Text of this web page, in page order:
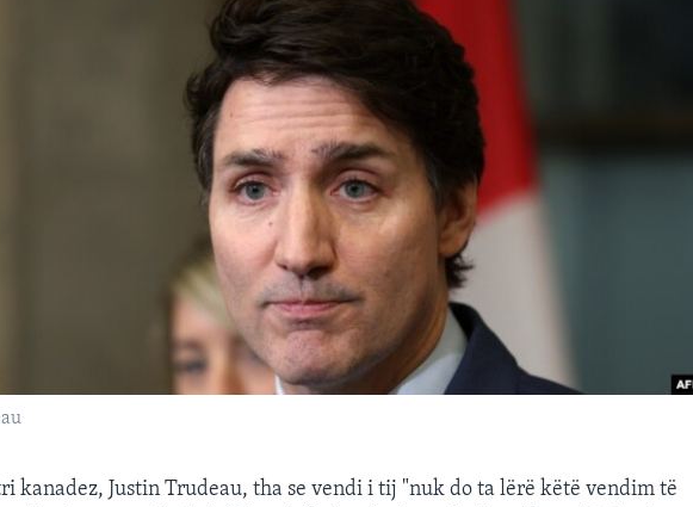
kanadez, Justin Trudeau, tha se vendi i tij "nuk do ta lërë këtë vendim të